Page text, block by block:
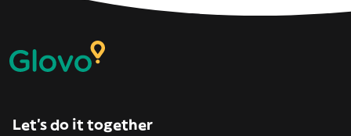
Let’s do it together